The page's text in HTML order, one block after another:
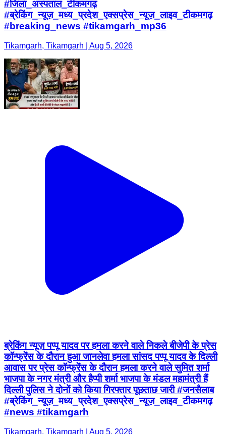
#जिला_अस्पताल_टीकमगढ़
#ब्रेकिंग_न्यूज़_मध्य_प्रदेश_एक्सप्रेस_न्यूज़_लाइव_टीकमगढ़
#breaking_news #tikamgarh_mp36
Tikamgarh, Tikamgarh | Aug 5, 2026
ब्रेकिंग न्यूज़ पप्पू यादव पर हमला करने वाले निकले बीजेपी के प्रेस
कॉन्फ्रेंस के दौरान हुआ जानलेवा हमला सांसद पप्पू यादव के दिल्ली
आवास पर प्रेस कॉन्फ्रेंस के दौरान हमला करने वाले सुमित शर्मा
भाजपा के नगर मंत्री और हैप्पी शर्मा भाजपा के मंडल महामंत्री हैं
दिल्ली पुलिस ने दोनों को किया गिरफ्तार पूछताछ जारी #जनसैलाब
#ब्रेकिंग_न्यूज़_मध्य_प्रदेश_एक्सप्रेस_न्यूज़_लाइव_टीकमगढ़
#news #tikamgarh
Tikamgarh, Tikamgarh | Aug 5, 2026